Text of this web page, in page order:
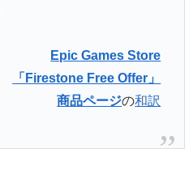
Epic Games Store
「Firestone Free Offer」
商品ページの和訳